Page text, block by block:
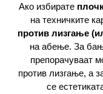
Ако избирате
на техничките
против лизгање
на абење. За
препорачуваат
против лизгање, а
се